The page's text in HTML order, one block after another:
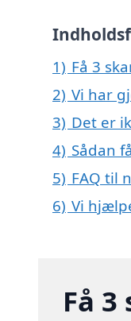
1) Få 3
2) Vi har
3) Det er
4) Sådan
5) FAQ til
6) Vi
Få